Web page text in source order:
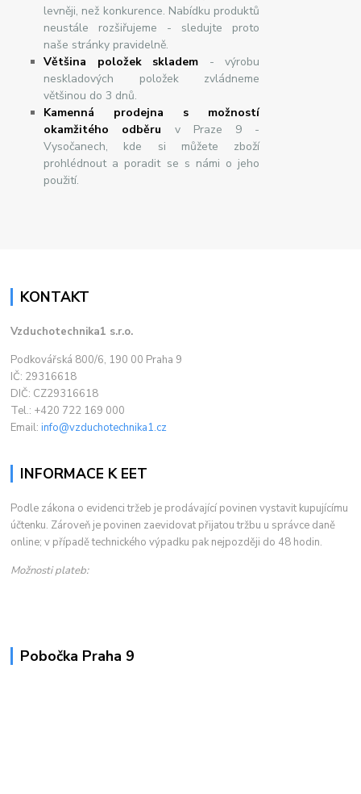
levněji, než konkurence. Nabídku produktů
neustále rozšiřujeme - sledujte proto
naše stránky pravidelně.
Většina položek skladem - výrobu
neskladových položek zvládneme
většinou do 3 dnů.
Kamenná prodejna s možností
okamžitého odběru v Praze 9 -
Vysočanech, kde si můžete zboží
prohlédnout a poradit se s námi o jeho
použití.
KONTAKT
Vzduchotechnika1 s.r.o.
Podkovářská 800/6, 190 00 Praha 9
IČ: 29316618
DIČ: CZ29316618
Tel.: +420 722 169 000
Email:info@vzduchotechnika1.cz
INFORMACE K EET
Podle zákona o evidenci tržeb je prodávající povinen vystavit kupujícímu
účtenku. Zároveň je povinen zaevidovat přijatou tržbu u správce daně
online; v případě technického výpadku pak nejpozději do 48 hodin.
Možnosti plateb:
Pobočka Praha 9